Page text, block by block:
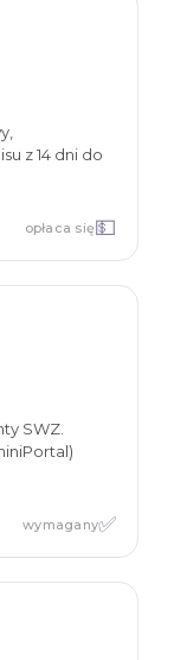
opłaca się💵
z 14 dni do
wymagany✅
SWZ.